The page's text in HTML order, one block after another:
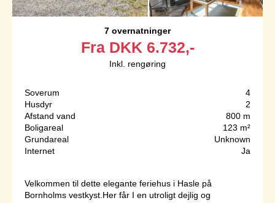
7 overnatninger
Fra DKK 6.732,-
Inkl. rengøring
Soverum
4
Husdyr
2
Afstand vand
800 m
Boligareal
123 m²
Grundareal
Unknown
Internet
Ja
Velkommen til dette elegante feriehus i Hasle på
Bornholms vestkyst.Her får I en utroligt dejlig og